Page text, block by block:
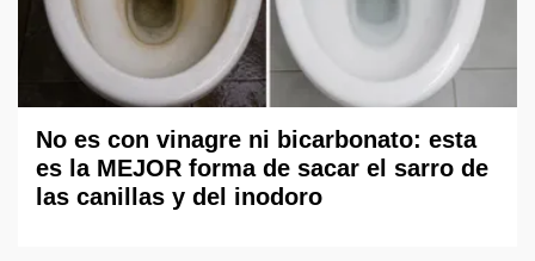
No es con vinagre ni bicarbonato: esta
es la MEJOR forma de sacar el sarro de
las canillas y del inodoro